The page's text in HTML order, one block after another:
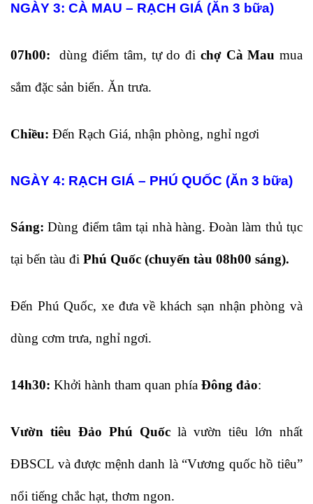
NGÀY 3: CÀ MAU – RẠCH GIÁ (Ăn 3 bữa)
07h00: dùng điểm tâm, tự do đi chợ Cà Mau mua
sắm đặc sản biển. Ăn trưa.
Chiều: Đến Rạch Giá, nhận phòng, nghỉ ngơi
NGÀY 4: RẠCH GIÁ – PHÚ QUỐC (Ăn 3 bữa)
Sáng: Dùng điểm tâm tại nhà hàng. Đoàn làm thủ tục
tại bến tàu đi Phú Quốc (chuyến tàu 08h00 sáng).
Đến Phú Quốc, xe đưa về khách sạn nhận phòng và
dùng cơm trưa, nghỉ ngơi.
14h30: Khởi hành tham quan phía Đông đảo:
Vườn tiêu Đảo Phú Quốc là vườn tiêu lớn nhất
ĐBSCL và được mệnh danh là “Vương quốc hồ tiêu”
nổi tiếng chắc hạt, thơm ngon.